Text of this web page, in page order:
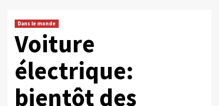
Dans le monde
Voiture
électrique:
bientôt des